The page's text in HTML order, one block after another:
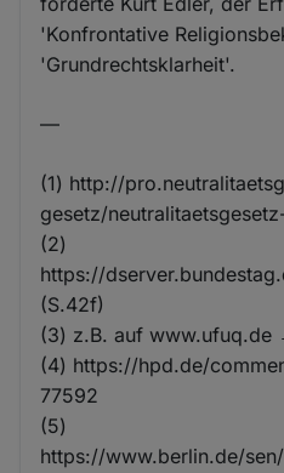
'Konfrontative
'Grundrechtsklarheit'.
—
(1) http://
gesetz/
(2)
https://
(S.42f)
(3) z.B. auf www.ufuq.de
(4) https://hpd.de/
77592
(5)
https://www.berlin.de/